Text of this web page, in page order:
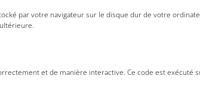
par votre navigateur sur le disque dur de votre
et de manière interactive. Ce code est exécuté